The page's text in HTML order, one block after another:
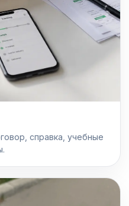
справка, учебные